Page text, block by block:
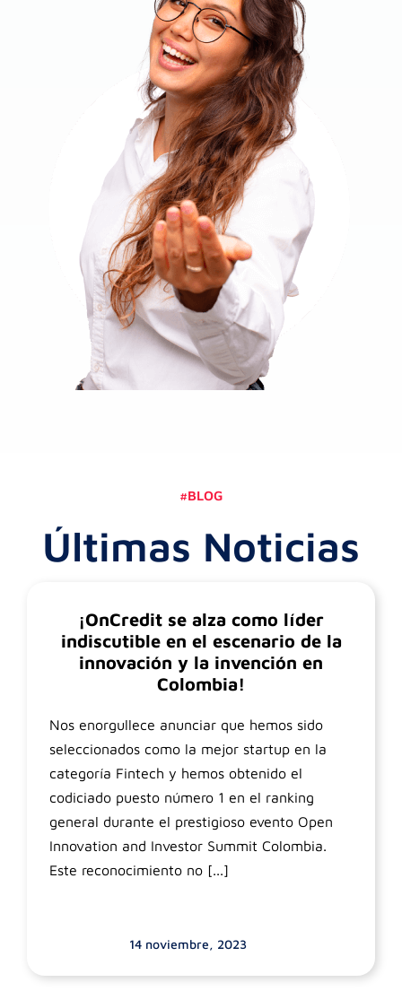
#BLOG
Últimas Noticias
¡OnCredit se alza como líder
indiscutible en el escenario de la
innovación y la invención en
Colombia!
14 noviembre, 2023
Nos enorgullece anunciar que hemos sido
seleccionados como la mejor startup en la
categoría Fintech y hemos obtenido el
codiciado puesto número 1 en el ranking
general durante el prestigioso evento Open
Innovation and Investor Summit Colombia.
Este reconocimiento no [...]